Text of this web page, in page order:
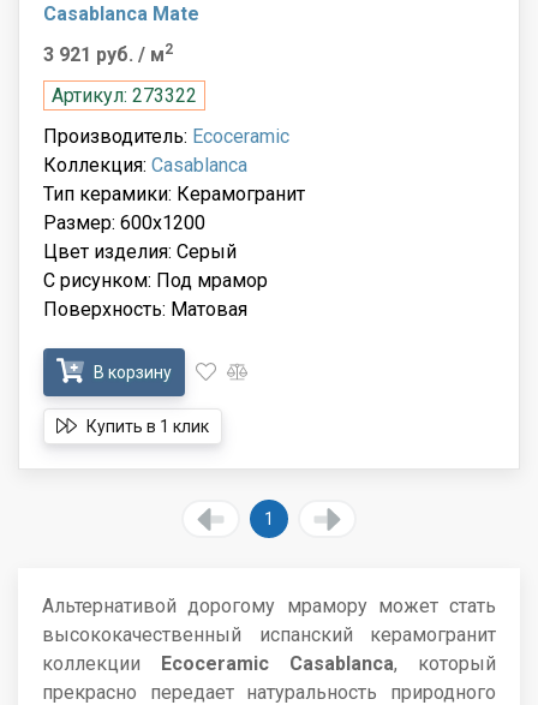
Casablanca Mate
3 921 руб. / м2
Артикул: 273322
Производитель: Ecoceramic
Коллекция: Casablanca
Тип керамики: Керамогранит
Размер: 600x1200
Цвет изделия: Серый
С рисунком: Под мрамор
Поверхность: Матовая
В корзину
Купить в 1 клик
1
Альтернативой дорогому мрамору может стать
высококачественный испанский керамогранит
коллекции Ecoceramic Casablanca, который
прекрасно передает натуральность природного